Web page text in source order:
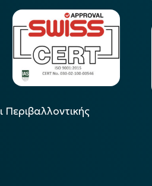
Περιβαλλοντικής